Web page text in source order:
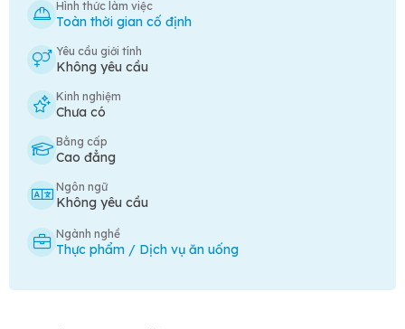
Hình thức làm việc
Toàn thời gian cố định
Yêu cầu giới tính
Không yêu cầu
Kinh nghiệm
Chưa có
Bằng cấp
Cao đẳng
Ngôn ngữ
Không yêu cầu
Ngành nghề
Thực phẩm / Dịch vụ ăn uống